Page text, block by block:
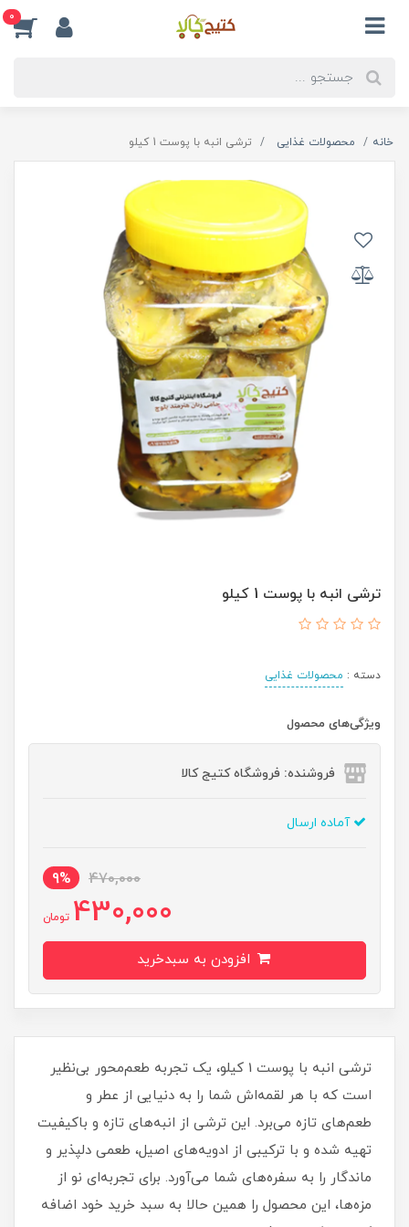
0
خانه محصولات غذایی ترشی انبه با پوست 1 کیلو
ترشی انبه با پوست 1 کیلو
دسته : محصولات غذایی
ویژگی‌های محصول
فروشنده: فروشگاه کتیج کالا
آماده ارسال
470,000
9%
430,000 تومان
ترشی انبه با پوست 1 کیلو، یک تجربه طعم‌محور بی‌نظیر
است که با هر لقمه‌اش شما را به دنیایی از عطر و
طعم‌های تازه می‌برد. این ترشی از انبه‌های تازه و باکیفیت
تهیه شده و با ترکیبی از ادویه‌های اصیل، طعمی دلپذیر و
ماندگار را به سفره‌های شما می‌آورد. برای تجربه‌ای نو از
مزه‌ها، این محصول را همین حالا به سبد خرید خود اضافه